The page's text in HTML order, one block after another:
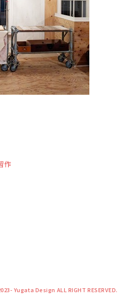
作
Yugata Design ALL RIGHT RESERVED.